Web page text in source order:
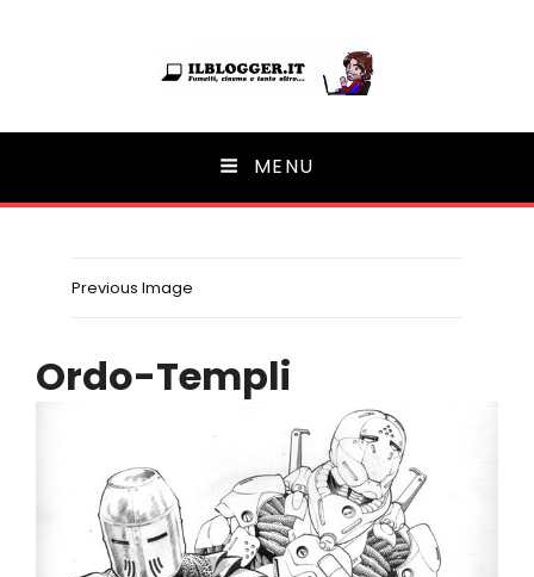
Ilblogger.it
Il portalino di blog | MENU
Previous Image
Ordo-Templi